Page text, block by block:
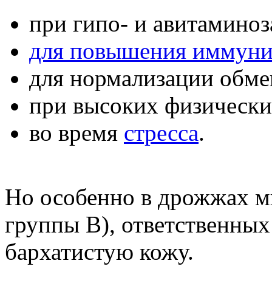
при гипо- и
для повышения
для нормализации
при высоких
во время стресса.
Но особенно в дрожжах
группы В),
бархатистую кожу.